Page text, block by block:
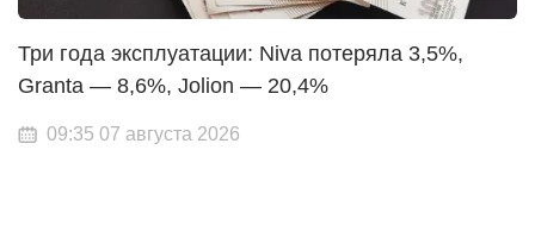
Три года эксплуатации: Niva потеряла 3,5%,
Granta — 8,6%, Jolion — 20,4%
09:35 07 августа 2026